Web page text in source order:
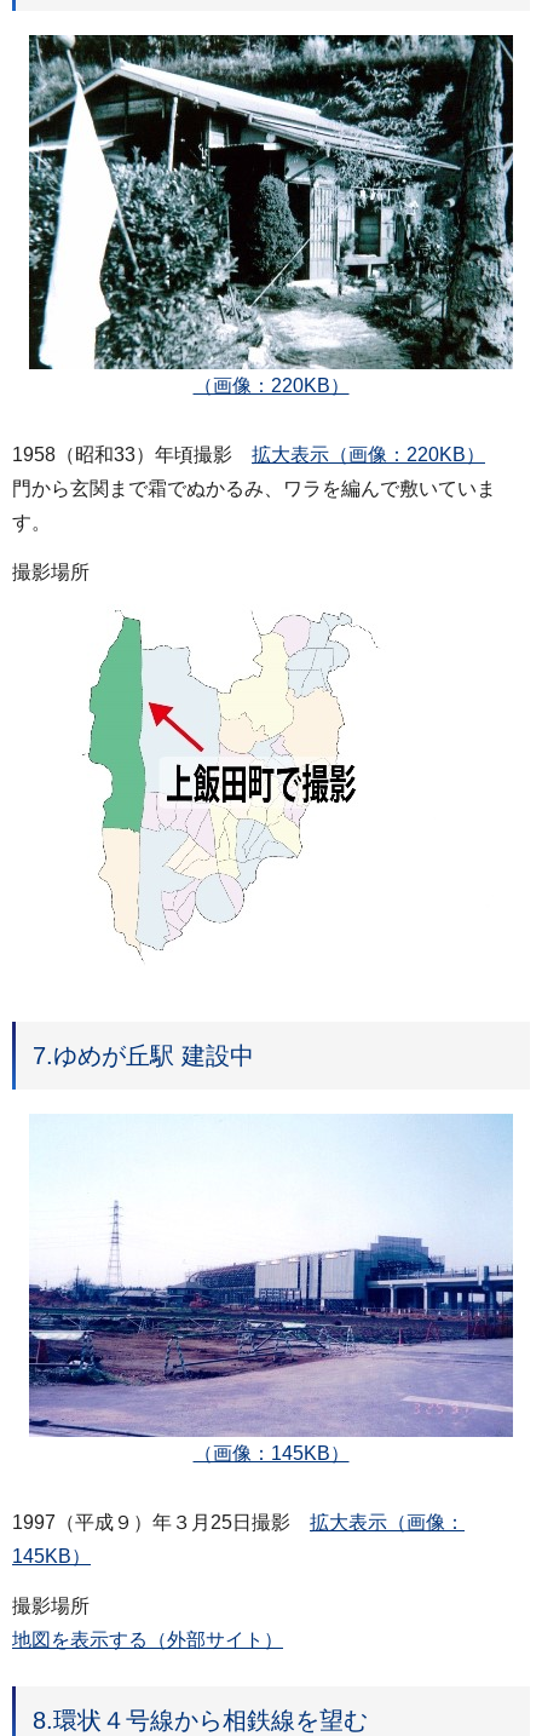
（画像：220KB）
1958（昭和33）年頃撮影 拡大表示（画像：220KB）
門から玄関まで霜でぬかるみ、ワラを編んで敷いていま
す。
撮影場所
7.ゆめが丘駅 建設中
（画像：145KB）
1997（平成９）年３月25日撮影 拡大表示（画像：
145KB）
撮影場所
地図を表示する（外部サイト）
8.環状４号線から相鉄線を望む